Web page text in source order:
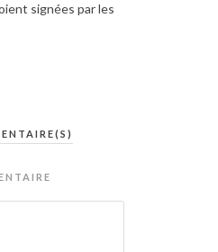
signées par les